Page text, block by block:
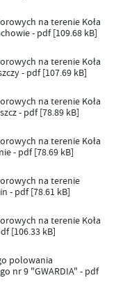
na terenie Koła
- pdf [109.68 kB]
na terenie Koła
- pdf [107.69 kB]
na terenie Koła
- pdf [78.89 kB]
na terenie Koła
- pdf [78.69 kB]
na terenie
- pdf [78.61 kB]
na terenie Koła
[106.33 kB]
polowania
nr 9 "GWARDIA" - pdf